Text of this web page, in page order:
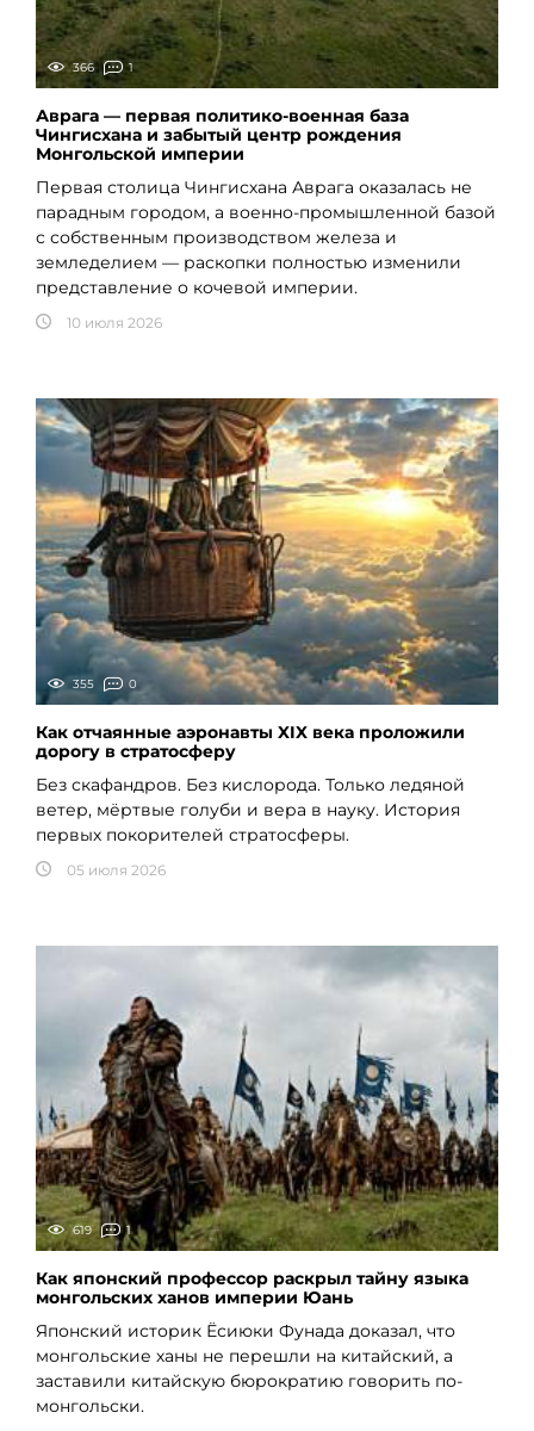
366 1
Аврага — первая политико-военная база
Чингисхана и забытый центр рождения
Монгольской империи
Первая столица Чингисхана Аврага оказалась не
парадным городом, а военно-промышленной базой
с собственным производством железа и
земледелием — раскопки полностью изменили
представление о кочевой империи.
10 июля 2026
355 0
Как отчаянные аэронавты XIX века проложили
дорогу в стратосферу
Без скафандров. Без кислорода. Только ледяной
ветер, мёртвые голуби и вера в науку. История
первых покорителей стратосферы.
05 июля 2026
619 1
Как японский профессор раскрыл тайну языка
монгольских ханов империи Юань
Японский историк Ёсиюки Фунада доказал, что
монгольские ханы не перешли на китайский, а
заставили китайскую бюрократию говорить по-
монгольски.